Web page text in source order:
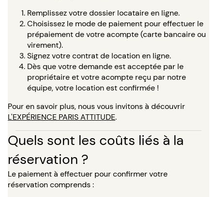
Remplissez votre dossier locataire en ligne.
Choisissez le mode de paiement pour effectuer le
prépaiement de votre acompte (carte bancaire ou
virement).
Signez votre contrat de location en ligne.
Dès que votre demande est acceptée par le
propriétaire et votre acompte reçu par notre
équipe, votre location est confirmée !
Pour en savoir plus, nous vous invitons à découvrir
L'EXPÉRIENCE PARIS ATTITUDE.
Quels sont les coûts liés à la
réservation ?
Le paiement à effectuer pour confirmer votre
réservation comprends :